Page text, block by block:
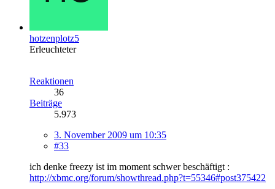
hotzenplotz5
Erleuchteter
Reaktionen
36
Beiträge
5.973
3. November 2009 um 10:35
#33
ich denke freezy ist im moment schwer beschäftigt :
http://xbmc.org/forum/showthread.php?t=55346#post375422